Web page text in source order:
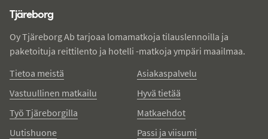
Tjäreborg
Oy Tjäreborg Ab tarjoaa lomamatkoja tilauslennoilla ja
paketoituja reittilento ja hotelli -matkoja ympäri maailmaa.
Tietoa meistä
Vastuullinen matkailu
Työ Tjäreborgilla
Uutishuone
Asiakaspalvelu
Hyvä tietää
Matkaehdot
Passi ja viisumi